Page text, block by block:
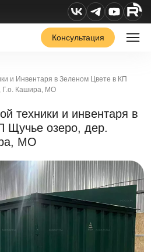
Консультация
и Инвентаря в Зеленом Цвете в КП
Г.о. Кашира, МО
техники и инвентаря в
Щучье озеро, дер.
МО